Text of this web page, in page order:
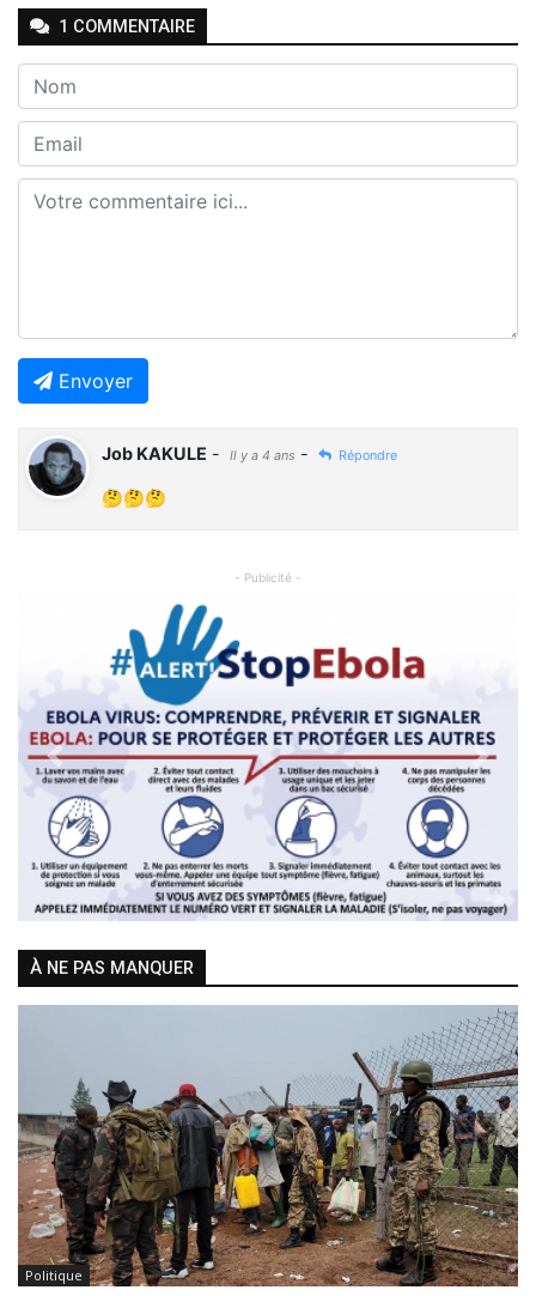
1 COMMENTAIRE
Envoyer
Job KAKULE - Il y a 4 ans - Répondre
🤔🤔🤔
- Publicité -
Previous Next
À NE PAS MANQUER
Politique